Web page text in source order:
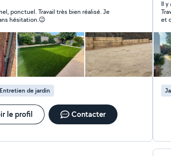
taille, désherbage, nettoyage
plantations, conseils Travail
Basé à Brignais, je peux
N'hésitez pas à me
privé pour plus d'informations
ponctuel. Travail très bien réalisé. Je
hésitation.😉
Entretien de jardin
le profil Contacter
disponible
Il y
et